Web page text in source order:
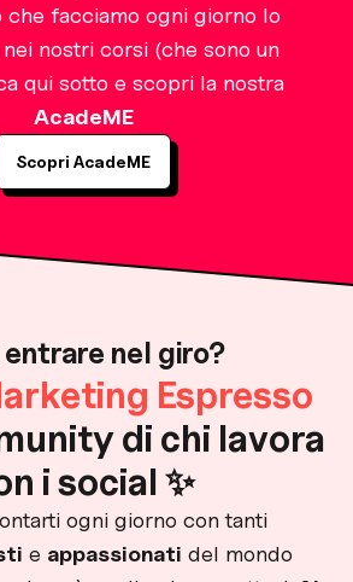
che facciamo ogni giorno lo
nostri corsi (che sono un
qui sotto e scopri la nostra
AcadeME
Scopri AcadeME
entrare nel giro?
Espresso
di chi lavora
i social ✨
ogni giorno con tanti
e appassionati del mondo